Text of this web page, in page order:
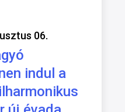
06.
indul a